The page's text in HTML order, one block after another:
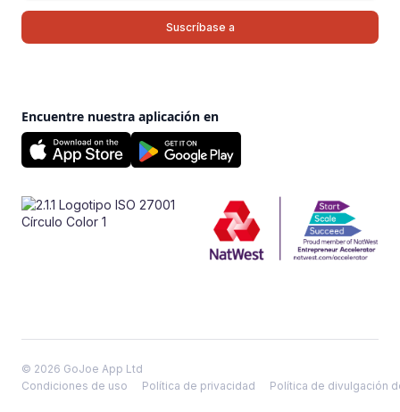
Encuentre nuestra aplicación en
© 2026 GoJoe App Ltd
Condiciones de uso
Política de privacidad Política de divulgación